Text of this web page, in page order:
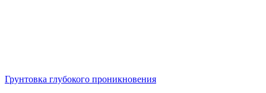
Грунтовка глубокого проникновения